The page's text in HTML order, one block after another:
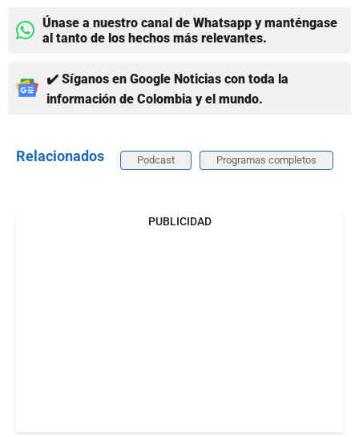
Únase a nuestro canal de Whatsapp y manténgase
al tanto de los hechos más relevantes.
✔️ Síganos en Google Noticias con toda la
información de Colombia y el mundo.
Relacionados Podcast Programas completos
PUBLICIDAD